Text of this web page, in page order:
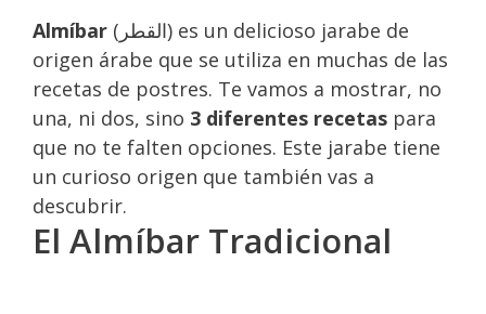
Almíbar (القطر) es un delicioso jarabe de
origen árabe que se utiliza en muchas de las
recetas de postres. Te vamos a mostrar, no
una, ni dos, sino 3 diferentes recetas para
que no te falten opciones. Este jarabe tiene
un curioso origen que también vas a
descubrir.
El Almíbar Tradicional